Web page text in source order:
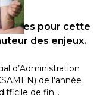
pour cette
des enjeux.
d’Administration
de l'année
de fin…